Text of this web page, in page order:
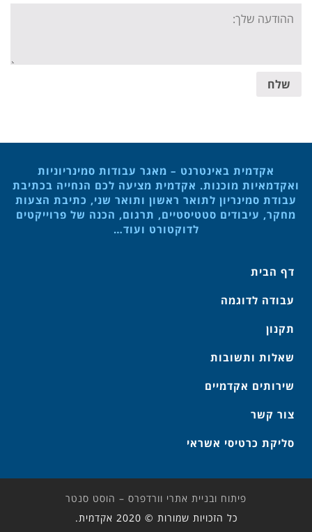
Your
message:
שלח
אקדמית באינטרנט – מאגר עבודות סמינריוניות
ואקדמאיות מוכנות. אקדמית מציעה לכם הנחייה בכתיבת
עבודת סמינריון לתואר ראשון ותואר שני, כתיבת הצעות
מחקר, עיבודים סטטיסטיים, תרגום, הכנה של פרוייקטים
לדוקטורט ועוד…
דף הבית
עבודה לדוגמה
תקנון
שאלות ותשובות
שירותים אקדמיים
צור קשר
סליקת כרטיסי אשראי
פיתוח ובניית אתרי וורדפרס – הוסט סנטר
כל הזכויות שמורות © 2020 אקדמית.